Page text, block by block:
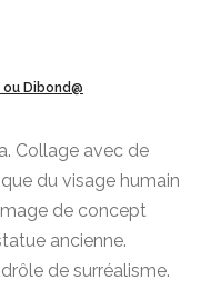
Dibond@
Collage avec de
du visage humain
de concept
ancienne.
de surréalisme.